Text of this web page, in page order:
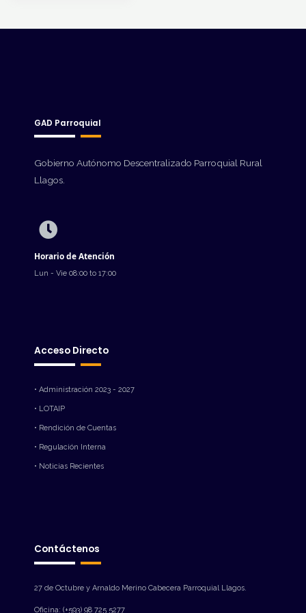
GAD Parroquial
Gobierno Autónomo Descentralizado Parroquial Rural
Llagos.
Horario de Atención
Lun - Vie 08:00 to 17:00
Acceso Directo
• Administración 2023 - 2027
• LOTAIP
• Rendición de Cuentas
• Regulación Interna
• Noticias Recientes
Contáctenos
27 de Octubre y Arnaldo Merino Cabecera Parroquial Llagos.
Oficina: (+593) 98 725 5277